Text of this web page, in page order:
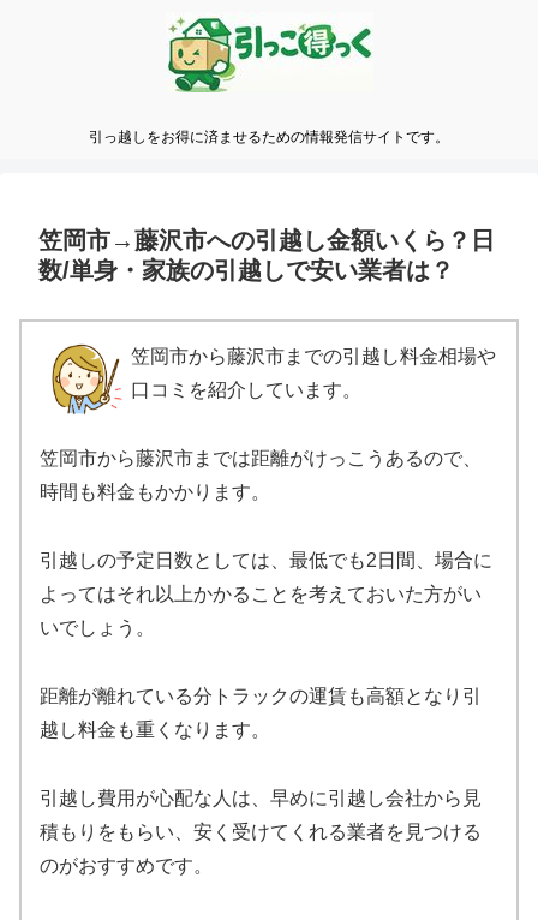
引っ越しをお得に済ませるための情報発信サイトです。
笠岡市→藤沢市への引越し金額いくら？日
数/単身・家族の引越しで安い業者は？
笠岡市から藤沢市までの引越し料金相場や
口コミを紹介しています。
笠岡市から藤沢市までは距離がけっこうあるので、
時間も料金もかかります。
引越しの予定日数としては、最低でも2日間、場合に
よってはそれ以上かかることを考えておいた方がい
いでしょう。
距離が離れている分トラックの運賃も高額となり引
越し料金も重くなります。
引越し費用が心配な人は、早めに引越し会社から見
積もりをもらい、安く受けてくれる業者を見つける
のがおすすめです。